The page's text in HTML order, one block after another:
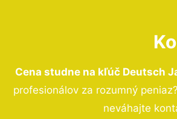
Cena studne na kľúč Deutsch
profesionálov za rozumný
neváhajte